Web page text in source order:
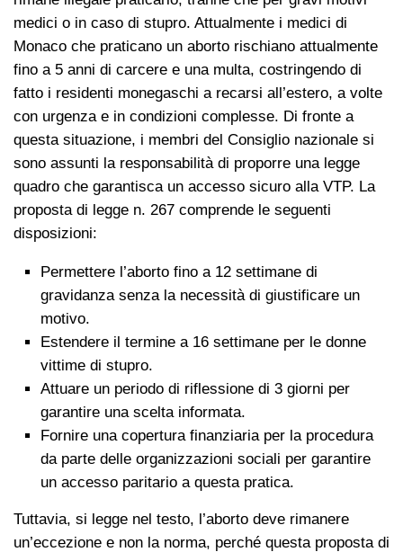
medici o in caso di stupro. Attualmente i medici di
Monaco che praticano un aborto rischiano attualmente
fino a 5 anni di carcere e una multa, costringendo di
fatto i residenti monegaschi a recarsi all’estero, a volte
con urgenza e in condizioni complesse. Di fronte a
questa situazione, i membri del Consiglio nazionale si
sono assunti la responsabilità di proporre una legge
quadro che garantisca un accesso sicuro alla VTP. La
proposta di legge n. 267 comprende le seguenti
disposizioni:
Permettere l’aborto fino a 12 settimane di
gravidanza senza la necessità di giustificare un
motivo.
Estendere il termine a 16 settimane per le donne
vittime di stupro.
Attuare un periodo di riflessione di 3 giorni per
garantire una scelta informata.
Fornire una copertura finanziaria per la procedura
da parte delle organizzazioni sociali per garantire
un accesso paritario a questa pratica.
Tuttavia, si legge nel testo, l’aborto deve rimanere
un’eccezione e non la norma, perché questa proposta di